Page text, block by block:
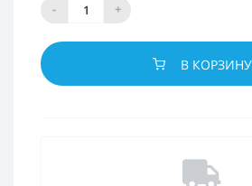
-
+
В КОРЗИНУ